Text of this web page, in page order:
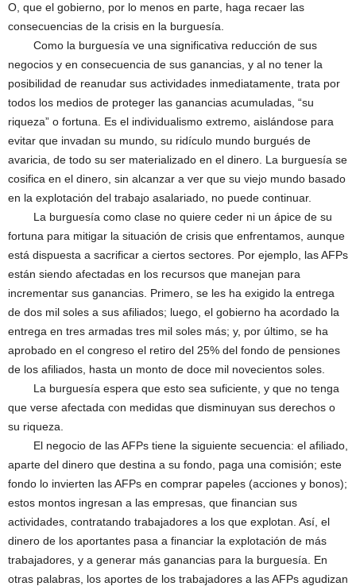
O, que el gobierno, por lo menos en parte, haga recaer las
consecuencias de la crisis en la burguesía.
Como la burguesía ve una significativa reducción de sus
negocios y en consecuencia de sus ganancias, y al no tener la
posibilidad de reanudar sus actividades inmediatamente, trata por
todos los medios de proteger las ganancias acumuladas, “su
riqueza” o fortuna. Es el individualismo extremo, aislándose para
evitar que invadan su mundo, su ridículo mundo burgués de
avaricia, de todo su ser materializado en el dinero. La burguesía se
cosifica en el dinero, sin alcanzar a ver que su viejo mundo basado
en la explotación del trabajo asalariado, no puede continuar.
La burguesía como clase no quiere ceder ni un ápice de su
fortuna para mitigar la situación de crisis que enfrentamos, aunque
está dispuesta a sacrificar a ciertos sectores. Por ejemplo, las AFPs
están siendo afectadas en los recursos que manejan para
incrementar sus ganancias. Primero, se les ha exigido la entrega
de dos mil soles a sus afiliados; luego, el gobierno ha acordado la
entrega en tres armadas tres mil soles más; y, por último, se ha
aprobado en el congreso el retiro del 25% del fondo de pensiones
de los afiliados, hasta un monto de doce mil novecientos soles.
La burguesía espera que esto sea suficiente, y que no tenga
que verse afectada con medidas que disminuyan sus derechos o
su riqueza.
El negocio de las AFPs tiene la siguiente secuencia: el afiliado,
aparte del dinero que destina a su fondo, paga una comisión; este
fondo lo invierten las AFPs en comprar papeles (acciones y bonos);
estos montos ingresan a las empresas, que financian sus
actividades, contratando trabajadores a los que explotan. Así, el
dinero de los aportantes pasa a financiar la explotación de más
trabajadores, y a generar más ganancias para la burguesía. En
otras palabras, los aportes de los trabajadores a las AFPs agudizan